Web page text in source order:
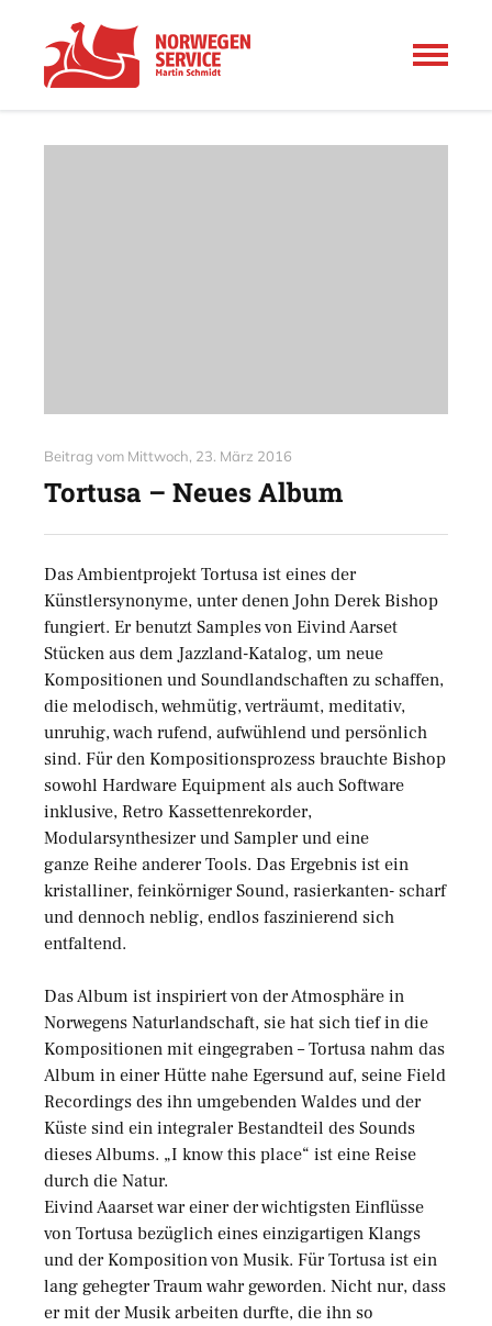
Beitrag vom Mittwoch, 23. März 2016
Tortusa – Neues Album
Das Ambientprojekt Tortusa ist eines der
Künstlersynonyme, unter denen John Derek Bishop
fungiert. Er benutzt Samples von Eivind Aarset
Stücken aus dem Jazzland-Katalog, um neue
Kompositionen und Soundlandschaften zu schaffen,
die melodisch, wehmütig, verträumt, meditativ,
unruhig, wach rufend, aufwühlend und persönlich
sind. Für den Kompositionsprozess brauchte Bishop
sowohl Hardware Equipment als auch Software
inklusive, Retro Kassettenrekorder,
Modularsynthesizer und Sampler und eine
ganze Reihe anderer Tools. Das Ergebnis ist ein
kristalliner, feinkörniger Sound, rasierkanten- scharf
und dennoch neblig, endlos faszinierend sich
entfaltend.
Das Album ist inspiriert von der Atmosphäre in
Norwegens Naturlandschaft, sie hat sich tief in die
Kompositionen mit eingegraben – Tortusa nahm das
Album in einer Hütte nahe Egersund auf, seine Field
Recordings des ihn umgebenden Waldes und der
Küste sind ein integraler Bestandteil des Sounds
dieses Albums. „I know this place“ ist eine Reise
durch die Natur.
Eivind Aaarset war einer der wichtigsten Einflüsse
von Tortusa bezüglich eines einzigartigen Klangs
und der Komposition von Musik. Für Tortusa ist ein
lang gehegter Traum wahr geworden. Nicht nur, dass
er mit der Musik arbeiten durfte, die ihn so